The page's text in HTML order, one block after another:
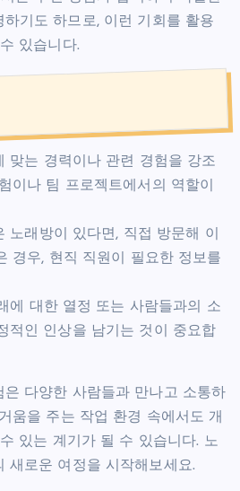
기도 하므로, 이런 기회를 활용
있습니다.
맞는 경력이나 관련 경험을 강조
이나 팀 프로젝트에서의 역할이
노래방이 있다면, 직접 방문해 이
경우, 현직 직원이 필요한 정보를
에 대한 열정 또는 사람들과의 소
적인 인상을 남기는 것이 중요합
은 다양한 사람들과 만나고 소통하
움을 주는 작업 환경 속에서도 개
있는 계기가 될 수 있습니다. 노
새로운 여정을 시작해보세요.